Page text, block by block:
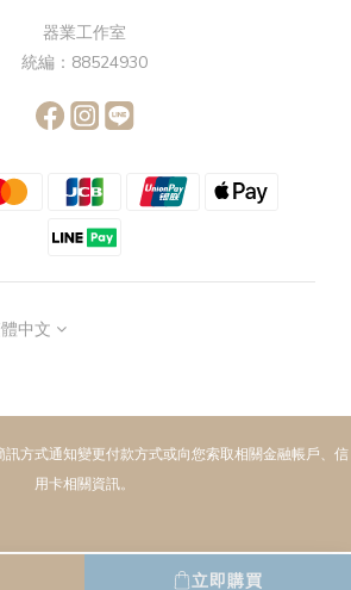
立即購買
器業工作室
統編：88524930
中文
方式通知變更付款方式或向您索取相關金融帳戶、信
用卡相關資訊。